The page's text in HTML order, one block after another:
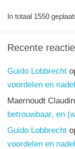
In totaal 1550
Recente
Guido Lobbrecht
voordelen en
Maernoudt
betrouwbaar, en
Guido Lobbrecht
voordelen en